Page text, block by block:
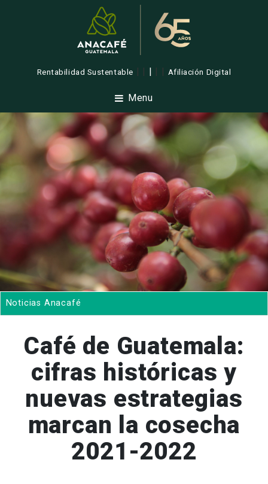
Rentabilidad Sustentable | | | | | Afiliación Digital
Menu
Noticias Anacafé
Café de Guatemala:
cifras históricas y
nuevas estrategias
marcan la cosecha
2021-2022